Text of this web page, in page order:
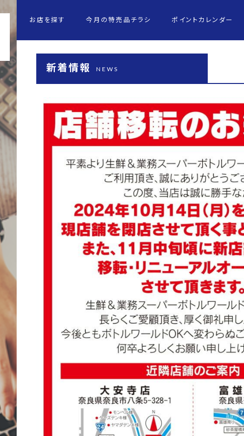
お店を探す 今月の特売品チラシ ポイントカレンダー
新着情報 NEWS